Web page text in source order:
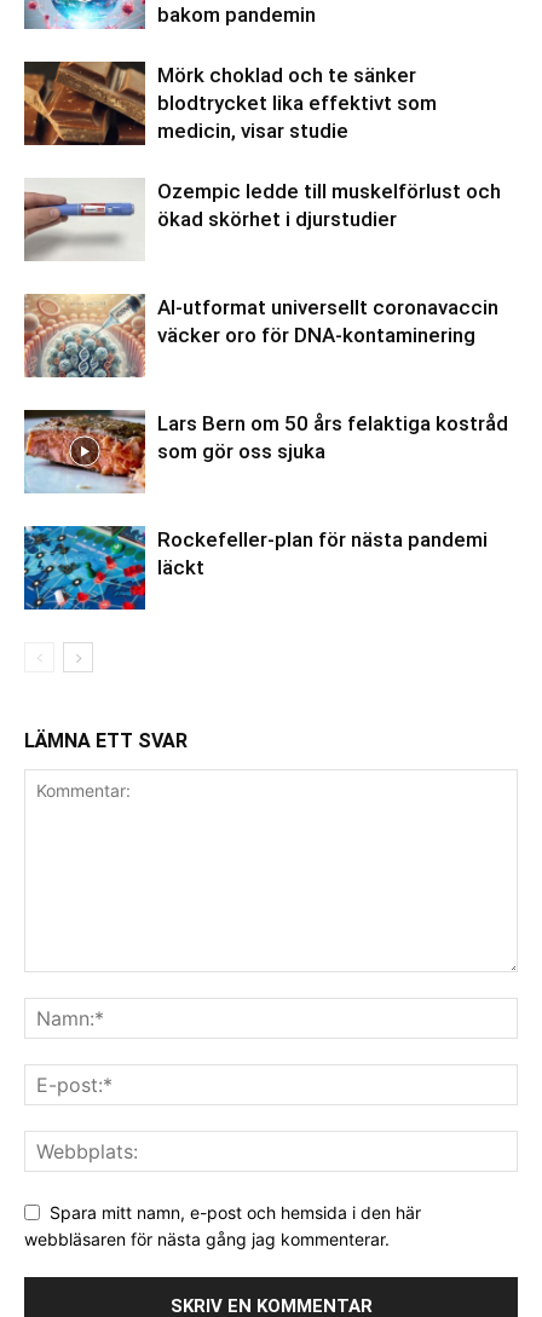
bakom pandemin
Mörk choklad och te sänker
blodtrycket lika effektivt som
medicin, visar studie
Ozempic ledde till muskelförlust och
ökad skörhet i djurstudier
AI-utformat universellt coronavaccin
väcker oro för DNA-kontaminering
Lars Bern om 50 års felaktiga kostråd
som gör oss sjuka
Rockefeller-plan för nästa pandemi
läckt
LÄMNA ETT SVAR
Spara mitt namn, e-post och hemsida i den här
webbläsaren för nästa gång jag kommenterar.